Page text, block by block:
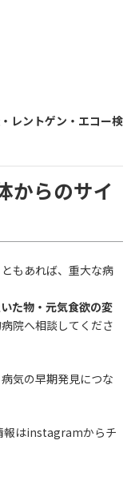
レントゲン・エコー検
からのサイ
もあれば、重大な病
た物・元気食欲の変
院へ相談してくださ
気の早期発見につな
報はinstagramからチ